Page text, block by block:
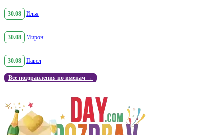
30.08 Илья
30.08 Мирон
30.08 Павел
Все поздравления по именам →